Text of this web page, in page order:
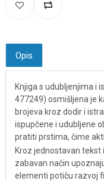
Opis
Knjiga s udubljenjima i
477249) osmišljena je
brojeva kroz dodir i
ispupčene i udubljene
pratiti prstima, čime
Kroz jednostavan tekst
zabavan način
elementi potiču razvoj